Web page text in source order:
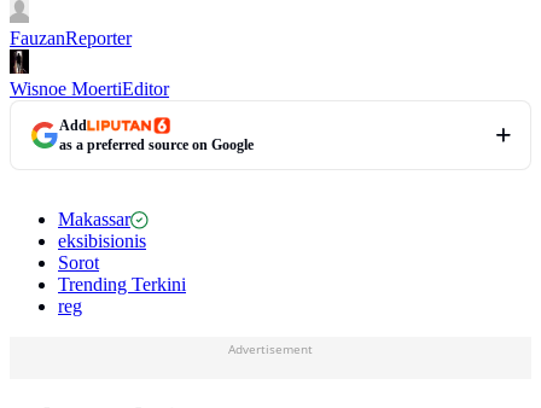
FauzanReporter
Wisnoe MoertiEditor
Add
as a preferred source on Google
Makassar
eksibisionis
Sorot
Trending Terkini
reg
Advertisement